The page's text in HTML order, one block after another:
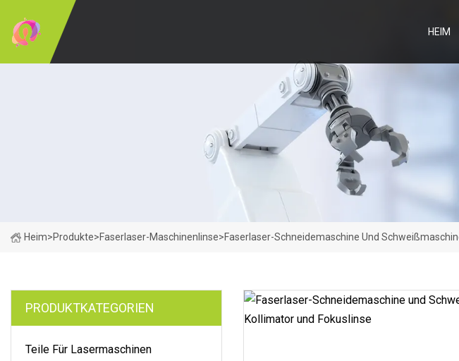
HEIM
Heim>Produkte>Faserlaser-Maschinenlinse>Faserlaser-Schneidemaschine Und
PRODUKTKATEGORIEN
Teile Für Lasermaschinen